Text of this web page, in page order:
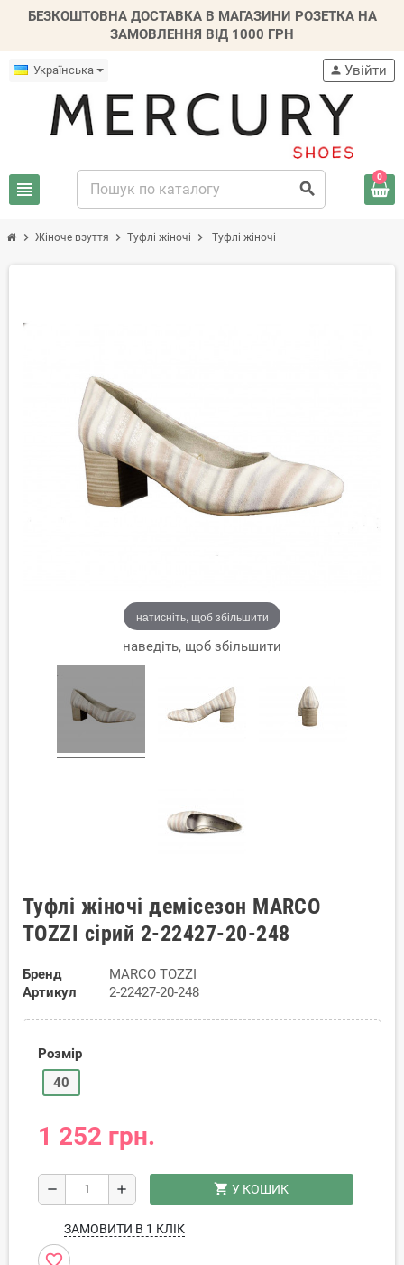
БЕЗКОШТОВНА ДОСТАВКА В МАГАЗИНИ РОЗЕТКА НА
ЗАМОВЛЕННЯ ВІД 1000 ГРН
Українська
view_headline search
person Увійти
0
chevron_right Жіноче взуття chevron_right Туфлі жіночі chevron_right Туфлі жіночі
натисніть, щоб збільшити
наведіть, щоб збільшити
Туфлі жіночі демісезон MARCO
TOZZI сірий 2-22427-20-248
Бренд
MARCO TOZZI
Артикул
2-22427-20-248
Розмір
40
1 252 грн.
remove add shopping_cart У КОШИК
ЗАМОВИТИ В 1 КЛІК
favorite_border